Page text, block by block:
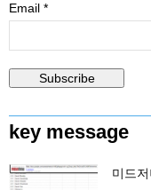
Email *
key message
미드